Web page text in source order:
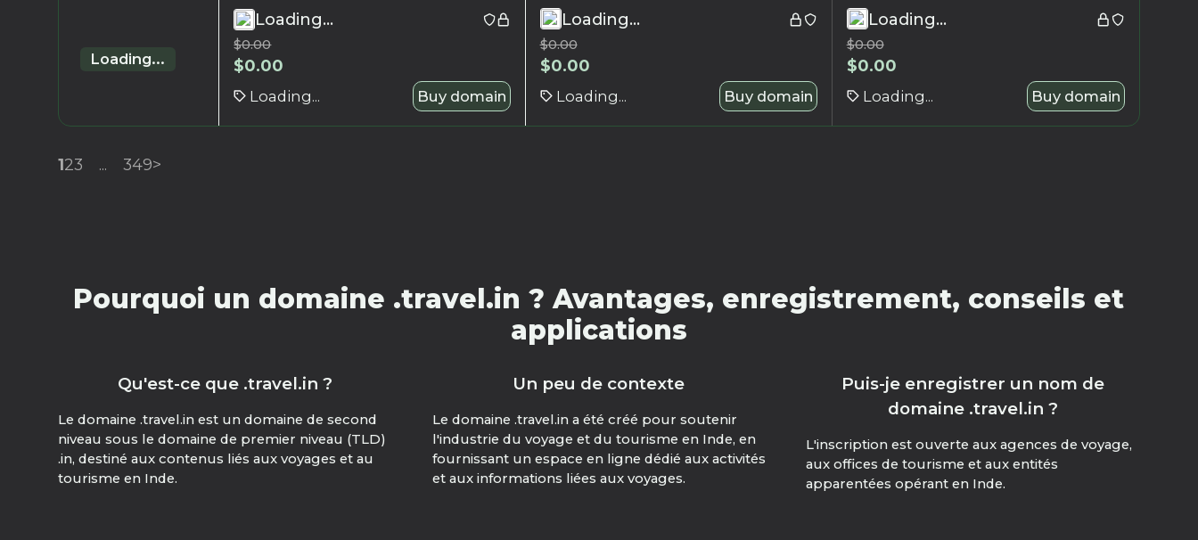
Loading...
Loading...
$0.00
$0.00
Loading... Buy domain
Loading...
$0.00
$0.00
Loading... Buy domain
Loading...
$0.00
$0.00
Loading... Buy domain
123 ... 349>
Pourquoi un domaine .travel.in ? Avantages, enregistrement, conseils et
applications
Qu'est-ce que .travel.in ?
Le domaine .travel.in est un domaine de second
niveau sous le domaine de premier niveau (TLD)
.in, destiné aux contenus liés aux voyages et au
tourisme en Inde.
Un peu de contexte
Le domaine .travel.in a été créé pour soutenir
l'industrie du voyage et du tourisme en Inde, en
fournissant un espace en ligne dédié aux activités
et aux informations liées aux voyages.
Puis-je enregistrer un nom de
domaine .travel.in ?
L'inscription est ouverte aux agences de voyage,
aux offices de tourisme et aux entités
apparentées opérant en Inde.